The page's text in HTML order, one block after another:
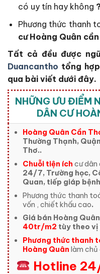
có uy tín hay không
Phương thức thanh
cư Hoàng Quân
Tất cả đều được
Duancantho tổng
qua bài viết dưới đây.
NHỮNG ƯU ĐIỂM
DÂN CƯ
Hoàng Quân Cần
Thường Thạnh,
Thơ..
Chuỗi tiện ích cư dân
24/7, Trường học,
Quan, tiếp giáp
Phương thức thanh
vốn , chiết khấu cao.
Giá bán Hoàng
40tr/m2 tùy theo vị
Phương thức thanh
Hoàng Quân làm chủ
Hotline